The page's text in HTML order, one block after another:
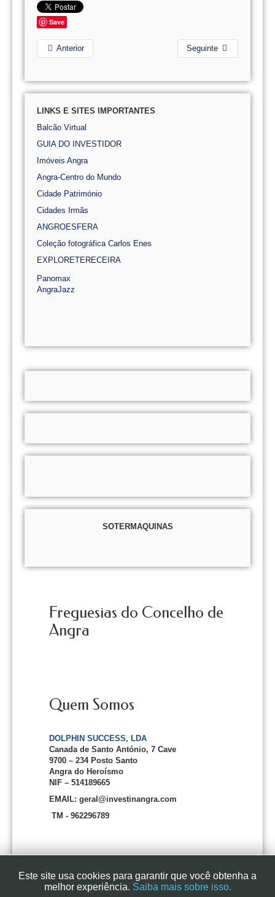
Save
Anterior Seguinte
LINKS E SITES IMPORTANTES
Balcão Virtual
GUIA DO INVESTIDOR
Imóveis Angra
Angra-Centro do Mundo
Cidade Património
Cidades Irmãs
ANGROESFERA
Coleção fotográfica Carlos Enes
EXPLORETERECEIRA
Panomax
AngraJazz
SOTERMAQUINAS
Freguesias do Concelho de
Angra
Quem Somos
DOLPHIN SUCCESS, LDA
Canada de Santo António, 7 Cave
9700 – 234 Posto Santo
Angra do Heroísmo
NIF – 514189665
EMAIL: geral@investinangra.com
TM - 962296789
Este site usa cookies para garantir que você obtenha a
melhor experiência. Saiba mais sobre isso.